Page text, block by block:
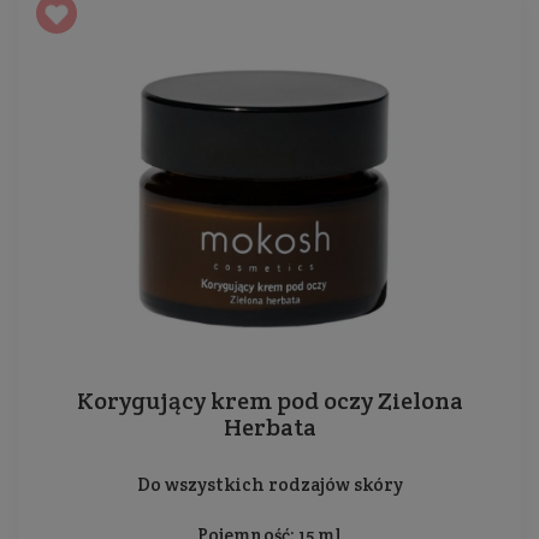
Korygujący krem pod oczy Zielona
Herbata
Do wszystkich rodzajów skóry